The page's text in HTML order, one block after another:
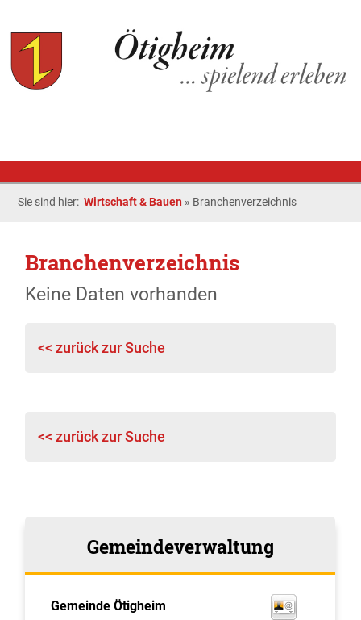
Sie sind hier:Wirtschaft & Bauen » Branchenverzeichnis
Branchenverzeichnis
Keine Daten vorhanden
<< zurück zur Suche
<< zurück zur Suche
Gemeindeverwaltung
Gemeinde Ötigheim